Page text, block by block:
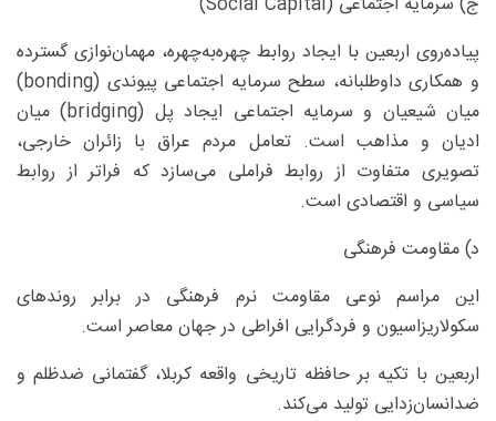
پیاده‌روی اربعین با ایجاد روابط چهره‌به‌چهره، مهمان‌نوازی گسترده
و همکاری داوطلبانه، سطح سرمایه اجتماعی پیوندی (bonding)
میان شیعیان و سرمایه اجتماعی ایجاد پل (bridging) میان
ادیان و مذاهب است. تعامل مردم عراق با زائران خارجی،
تصویری متفاوت از روابط فراملی می‌سازد که فراتر از روابط
سیاسی و اقتصادی است.
د) مقاومت فرهنگی
این مراسم نوعی مقاومت نرم فرهنگی در برابر روندهای
سکولاریزاسیون و فردگرایی افراطی در جهان معاصر است.
اربعین با تکیه بر حافظه تاریخی واقعه کربلا، گفتمانی ضدظلم و
ضدانسان‌زدایی تولید می‌کند.